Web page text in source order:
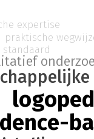
standaard
praktische
expertise